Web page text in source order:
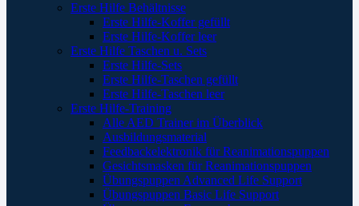
Erste Hilfe Behältnisse
Erste Hilfe-Koffer gefüllt
Erste Hilfe-Koffer leer
Erste Hilfe Taschen u. Sets
Erste Hilfe-Sets
Erste Hilfe-Taschen gefüllt
Erste Hilfe-Taschen leer
Erste Hilfe-Training
Alle AED Trainer im Überblick
Ausbildungsmaterial
Feedbackelektronik für Reanimationspuppen
Gesichtsmasken für Reanimationspuppen
Übungspuppen Advanced Life Support
Übungspuppen Basic Life Support